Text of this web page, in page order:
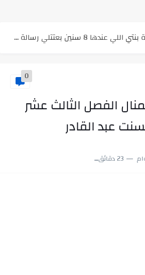
ابني كامله
استعلم الآن عن نتيجة الثانوية العامة 2026 برقم الجلوس والاسم 0
الفصل الثالث عشر
عبد القادر
23 دقائق للقراءة